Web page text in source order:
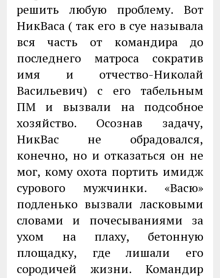
решить любую проблему. Вот
НикВаса ( так его в суе называла
вся часть от командира до
последнего матроса сократив
имя и отчество-Николай
Васильевич) с его табельным
ПМ и вызвали на подсобное
хозяйство. Осознав задачу,
НикВас не обрадовался,
конечно, но и отказаться он не
мог, кому охота портить имидж
сурового мужчинки. «Васю»
подленько вызвали ласковыми
словами и почесываниями за
ухом на плаху, бетонную
площадку, где лишали его
сородичей жизни. Командир